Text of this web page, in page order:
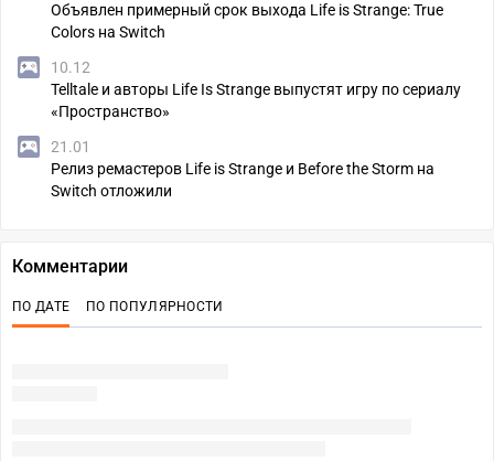
Объявлен примерный срок выхода Life is Strange: True
Colors на Switch
10.12
Telltale и авторы Life Is Strange выпустят игру по сериалу
«Пространство»
21.01
Релиз ремастеров Life is Strange и Before the Storm на
Switch отложили
Комментарии
ПО ДАТЕ ПО ПОПУЛЯРНОСТИ